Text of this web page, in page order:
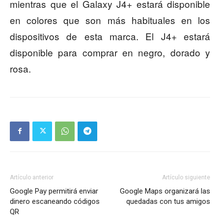
mientras que el Galaxy J4+ estará disponible
en colores que son más habituales en los
dispositivos de esta marca. El J4+ estará
disponible para comprar en negro, dorado y
rosa.
Artículo anterior
Google Pay permitirá enviar
dinero escaneando códigos
QR
Artículo siguiente
Google Maps organizará las
quedadas con tus amigos